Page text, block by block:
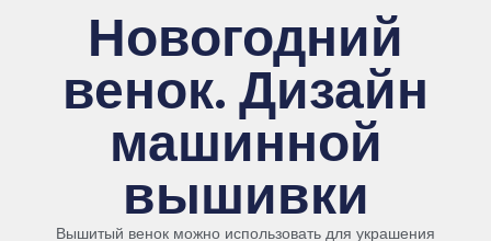
Новогодний
венок. Дизайн
машинной
вышивки
Вышитый венок можно использовать для украшения